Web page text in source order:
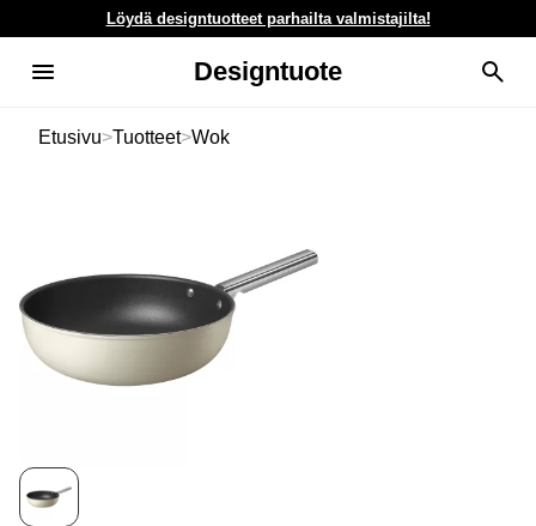
Löydä designtuotteet parhailta valmistajilta!
Designtuote
Etusivu>Tuotteet>Wok